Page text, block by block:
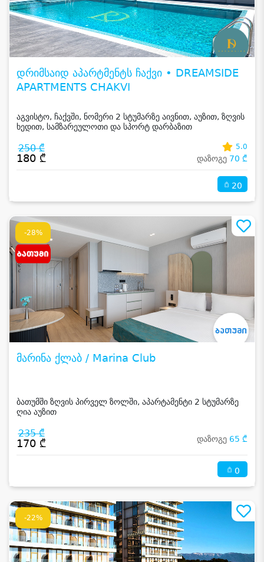
დრიმსაიდ აპარტმენტს ჩაქვი • DREAMSIDE
APARTMENTS CHAKVI
აგვისტო, ჩაქვში, ნომერი 2 სტუმარზე აივნით, აუზით, ზღვის
ხედით, სამზარეულოთი და სპორტ დარბაზით
250 ₾
180 ₾
5.0
დაზოგე 70 ₾
20
-28%
მარინა ქლაბ / Marina Club
ბათუმში ზღვის პირველ ზოლში, აპარტამენტი 2 სტუმარზე
ღია აუზით
235 ₾
170 ₾ დაზოგე 65 ₾
0
-22%